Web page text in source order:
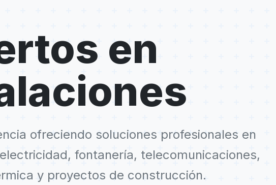
en
ofreciendo soluciones profesionales en
fontanería, telecomunicaciones,
y proyectos de construcción.